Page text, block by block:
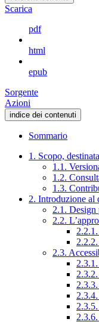
Scarica
pdf
html
epub
Sorgente
Azioni
indice dei contenuti
Sommario
1. Scopo,
1.1.
1.2.
1.3.
2. Introduzione al
2.1. Design
2.2.
2.3.